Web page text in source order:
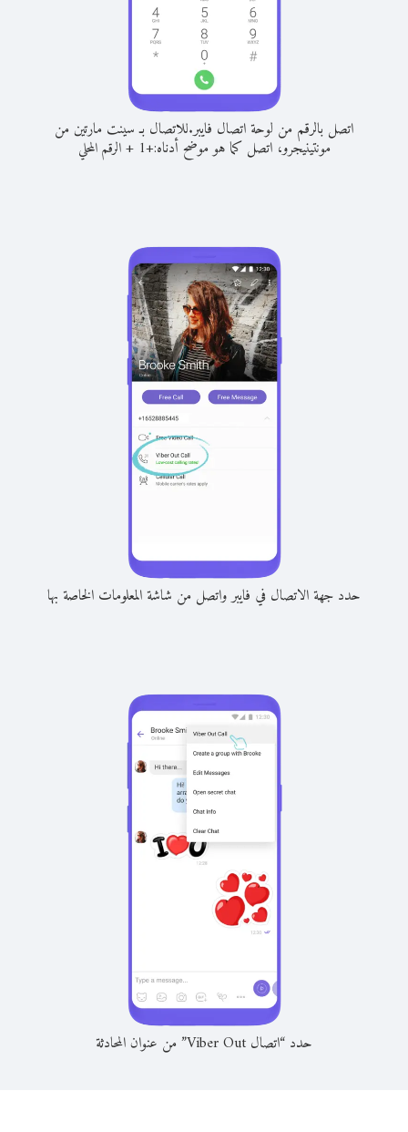
اتصل بالرقم من لوحة اتصال فايبر.للاتصال بـ سينت مارتين من
مونتينيجرو، اتصل كما هو موضح أدناه:+
1
+الرقم المحلي
حدد جهة الاتصال في فايبر واتصل من شاشة المعلومات الخاصة بها
حدد “اتصال Viber Out” من عنوان المحادثة